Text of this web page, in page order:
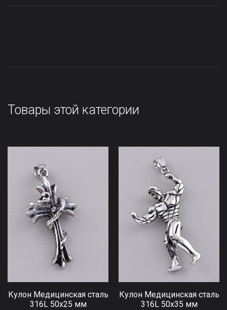
Товары этой категории
Кулон Медицинская сталь
316L 50х25 мм
Кулон Медицинская сталь
316L 50х35 мм